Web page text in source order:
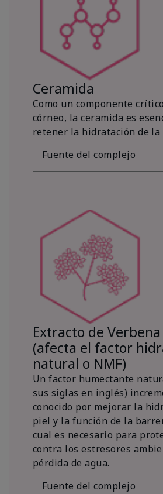
Ceramida
Como un componente
córneo, la ceramida es
retener la hidratación de la
Fuente del complejo
Extracto de
(afecta el factor
natural o NMF)
Un factor humectante
sus siglas en inglés)
conocido por mejorar la
piel y la función de la
cual es necesario para
contra los estresores
pérdida de agua.
Fuente del complejo